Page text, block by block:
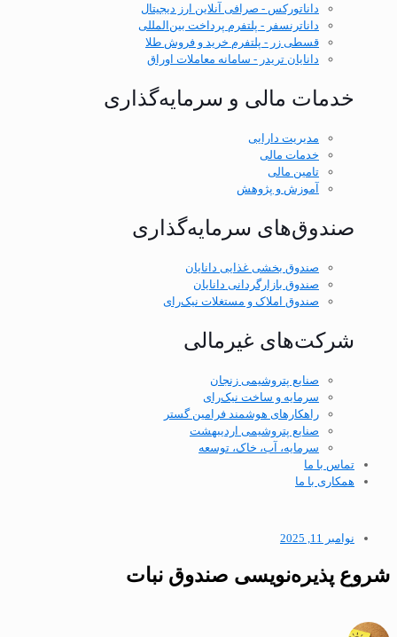
داناتورکس - صرافی آنلاین ارز دیجیتال
داناترنسفر - پلتفرم پرداخت بین‌المللی
قسطی زر - پلتفرم خرید و فروش طلا
دانایان تریدر - سامانه معاملات اوراق
خدمات مالی و سرمایه‌گذاری
مدیریت دارایی
خدمات مالی
تامین مالی
آموزش و پژوهش
صندوق‌های سرمایه‌گذاری
صندوق بخشی غذایی دانایان
صندوق بازارگردانی دانایان
صندوق املاک و مستغلات نیک‌رای
شرکت‌های غیر‌مالی
صنایع پتروشیمی زنجان
سرمایه و ساخت نیک‌رای
راهکارهای هوشمند فرامین گستر
صنایع پتروشیمی اردیبهشت
سرمایه، آب، خاک، توسعه
تماس با ما
همکاری با ما
نوامبر 11, 2025
شروع پذیره‌نویسی صندوق نبات